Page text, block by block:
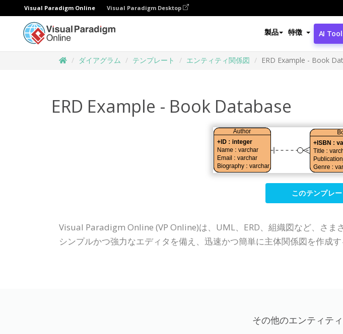
Visual Paradigm Online Visual Paradigm Desktop
製品 特徴 AI
ダイアグラム テンプレート エンティティ関係図 ERD Example - Book
ERD Example - Book Database
このテンプレ
Visual Paradigm Online (VP Online)は、UML、ERD、組織図など、さま
シンプルかつ強力なエディタを備え、迅速かつ簡単に主体関係図を作成す
その他のエンティテ